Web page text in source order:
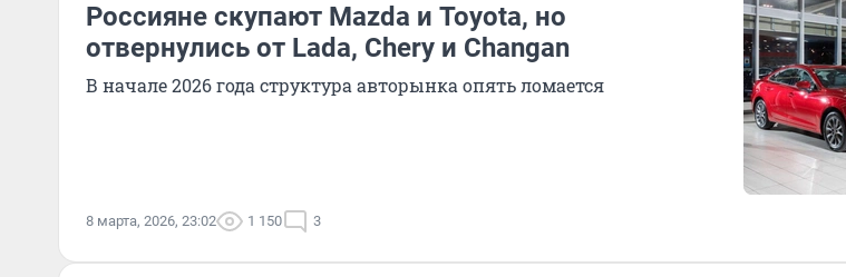
Россияне скупают Mazda и Toyota, но
отвернулись от Lada, Chery и Changan
В начале 2026 года структура авторынка опять ломается
8 марта, 2026, 23:02 1 150 3